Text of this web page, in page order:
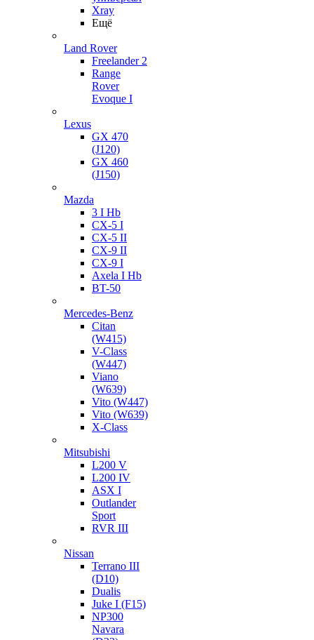
Xray
Ещё
Land Rover
Freelander 2
Range
Rover
Evoque I
Lexus
GX 470
(J120)
GX 460
(J150)
Mazda
3 I Hb
CX-5 I
CX-5 II
CX-9 II
CX-9 I
Axela I Hb
BT-50
Mercedes-Benz
Citan
(W415)
V-Class
(W447)
Viano
(W639)
Vito (W447)
Vito (W639)
X-Class
Mitsubishi
L200 V
L200 IV
ASX I
Outlander
Sport
RVR III
Nissan
Terrano III
(D10)
Dualis
Juke I (F15)
NP300
Navara